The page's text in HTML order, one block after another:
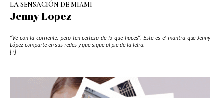
LA SENSACIÓN DE MIAMI
Jenny Lopez
“Ve con la corriente, pero ten certeza de lo que haces”. Este es el mantra que Jenny
López comparte en sus redes y que sigue al pie de la letra.
[+]